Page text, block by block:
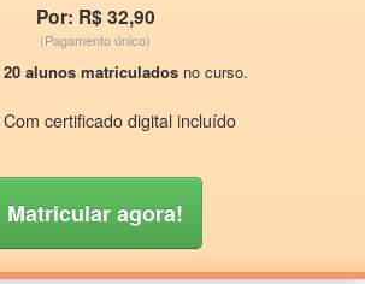
Por: R$ 32,90
(Pagamento único)
20 alunos matriculadosno curso.
Com certificado digital incluído
Matricular agora!